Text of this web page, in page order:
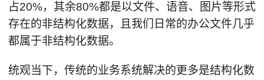
占20%，其余80%都是以文件、语音、图片等形式
存在的非结构化数据，且我们日常的办公文件几乎
都属于非结构化数据。
统观当下，传统的业务系统解决的更多是结构化数